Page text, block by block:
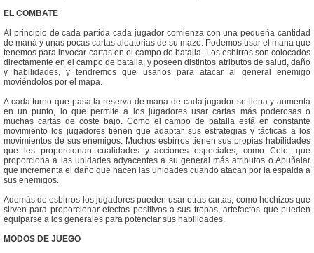
EL COMBATE
Al principio de cada partida cada jugador comienza con una pequeña cantidad
de maná y unas pocas cartas aleatorias de su mazo. Podemos usar el mana que
tenemos para invocar cartas en el campo de batalla. Los esbirros son colocados
directamente en el campo de batalla, y poseen distintos atributos de salud, daño
y habilidades, y tendremos que usarlos para atacar al general enemigo
moviéndolos por el mapa.
A cada turno que pasa la reserva de mana de cada jugador se llena y aumenta
en un punto, lo que permite a los jugadores usar cartas más poderosas o
muchas cartas de coste bajo. Como el campo de batalla está en constante
movimiento los jugadores tienen que adaptar sus estrategias y tácticas a los
movimientos de sus enemigos. Muchos esbirros tienen sus propias habilidades
que les proporcionan cualidades y acciones especiales, como Celo, que
proporciona a las unidades adyacentes a su general más atributos o Apuñalar
que incrementa el daño que hacen las unidades cuando atacan por la espalda a
sus enemigos.
Además de esbirros los jugadores pueden usar otras cartas, como hechizos que
sirven para proporcionar efectos positivos a sus tropas, artefactos que pueden
equiparse a los generales para potenciar sus habilidades.
MODOS DE JUEGO